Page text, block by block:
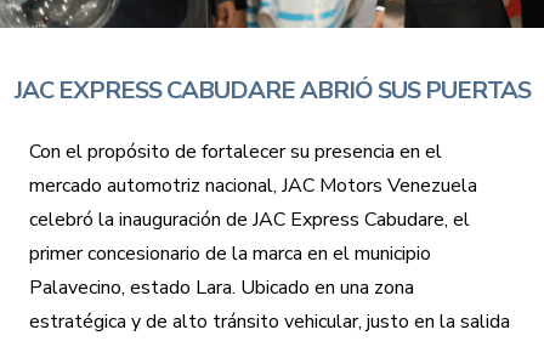
JAC EXPRESS CABUDARE ABRIÓ SUS PUERTAS
Con el propósito de fortalecer su presencia en el
mercado automotriz nacional, JAC Motors Venezuela
celebró la inauguración de JAC Express Cabudare, el
primer concesionario de la marca en el municipio
Palavecino, estado Lara. Ubicado en una zona
estratégica y de alto tránsito vehicular, justo en la salida